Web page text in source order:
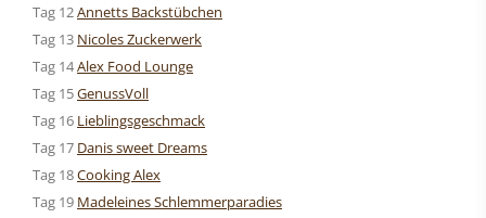
Tag 12Annetts Backstübchen
Tag 13 Nicoles Zuckerwerk
Tag 14Alex Food Lounge
Tag 15GenussVoll
Tag 16 Lieblingsgeschmack
Tag 17 Danis sweet Dreams
Tag 18Cooking Alex
Tag 19 Madeleines Schlemmerparadies